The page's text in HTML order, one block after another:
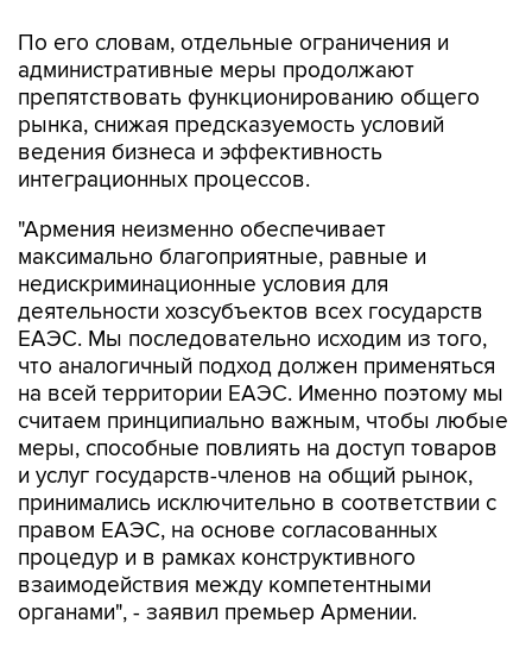
По его словам, отдельные ограничения и
административные меры продолжают
препятствовать функционированию общего
рынка, снижая предсказуемость условий
ведения бизнеса и эффективность
интеграционных процессов.
"Армения неизменно обеспечивает
максимально благоприятные, равные и
недискриминационные условия для
деятельности хозсубъектов всех государств
ЕАЭС. Мы последовательно исходим из того,
что аналогичный подход должен применяться
на всей территории ЕАЭС. Именно поэтому мы
считаем принципиально важным, чтобы любые
меры, способные повлиять на доступ товаров
и услуг государств-членов на общий рынок,
принимались исключительно в соответствии с
правом ЕАЭС, на основе согласованных
процедур и в рамках конструктивного
взаимодействия между компетентными
органами", - заявил премьер Армении.